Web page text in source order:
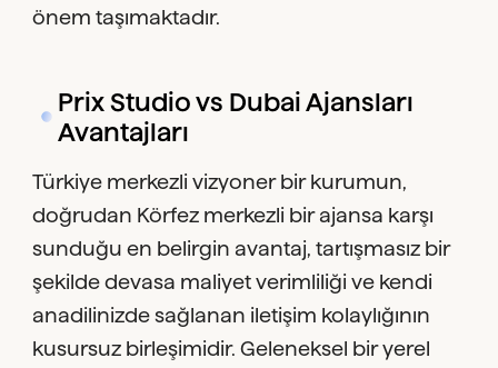
önem taşımaktadır.
Prix Studio vs Dubai Ajansları
Avantajları
Türkiye merkezli vizyoner bir kurumun,
doğrudan Körfez merkezli bir ajansa karşı
sunduğu en belirgin avantaj, tartışmasız bir
şekilde devasa maliyet verimliliği ve kendi
anadilinizde sağlanan iletişim kolaylığının
kusursuz birleşimidir. Geleneksel bir yerel